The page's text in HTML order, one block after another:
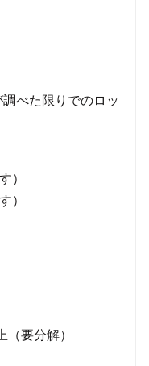
べた限りでのロッ
）
）
要分解）